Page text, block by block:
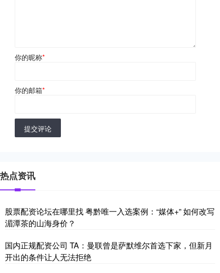
你的昵称*
你的邮箱*
提交评论
热点资讯
股票配资论坛在哪里找 粤黔唯一入选案例：“媒体+” 如何改写
湄潭茶的山海身价？
国内正规配资公司 TA：曼联曾是萨默维尔首选下家，但新月
开出的条件让人无法拒绝